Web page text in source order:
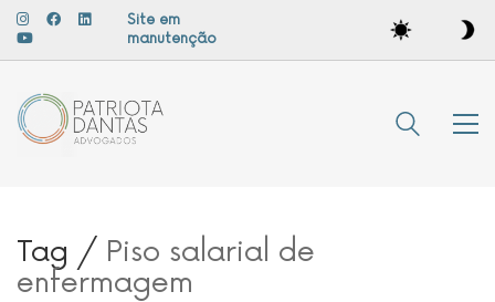
Site em
manutenção
Tag / Piso salarial de
enfermagem